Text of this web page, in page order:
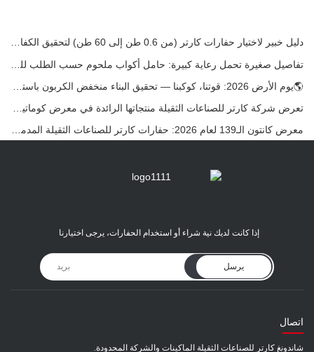
دليل خبير لاختيار حفارات كارتر (من 0.6 طن إلى 60 طن) لتحقيق الكفاءة المثلى في موقع العمل
معرض كانتون الـ139 لعام 2026: حفارات كارتر للصناعات الثقيلة المدمجة في الجناح 12.0B35
إذا كانت لديك نية شراء أو استخدام الحفارات، يرجى اختيارنا
يرسل
اتصال
شاندونغ كارتر للصناعات الثقيلة الماكينات والشركة المحدودة.